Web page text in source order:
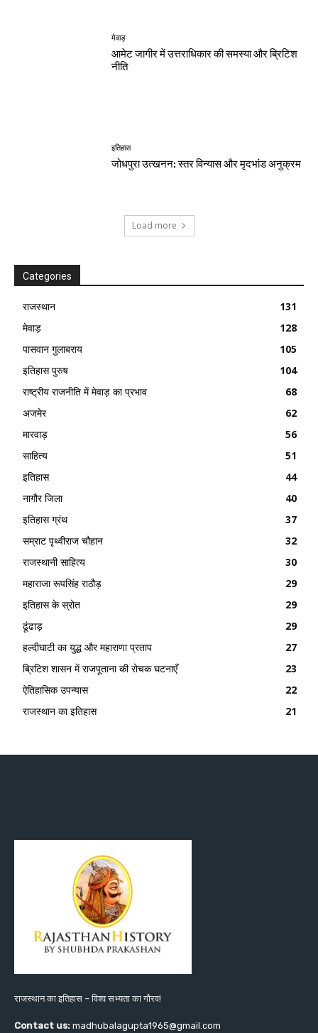
मेवाड़
आमेट जागीर में उत्तराधिकार की समस्या और ब्रिटिश
नीति
इतिहास
जोधपुरा उत्खनन: स्तर विन्यास और मृदभांड अनुक्रम
Load more
Categories
राजस्थान
131
मेवाड़
128
पासवान गुलाबराय
105
इतिहास पुरुष
104
राष्ट्रीय राजनीति में मेवाड़ का प्रभाव
68
अजमेर
62
मारवाड़
56
साहित्य
51
इतिहास
44
नागौर जिला
40
इतिहास ग्रंथ
37
सम्राट पृथ्वीराज चौहान
32
राजस्थानी साहित्य
30
महाराजा रूपसिंह राठौड़
29
इतिहास के स्रोत
29
ढूंढाड़
29
हल्दीघाटी का युद्ध और महाराणा प्रताप
27
ब्रिटिश शासन में राजपूताना की रोचक घटनाएँ
23
ऐतिहासिक उपन्यास
22
राजस्थान का इतिहास
21
राजस्थान का इतिहास – विश्व सभ्यता का गौरव!
Contact us: madhubalagupta1965@gmail.com